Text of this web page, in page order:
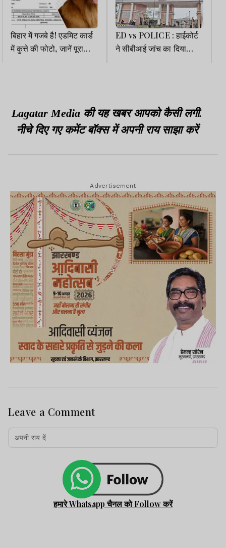
बिहार में गजबे है! एडमिट कार्ड
में कुत्ते की फोटो, जानें पूरा
मामला
ED vs POLICE : हाईकोर्ट
ने सीबीआई जांच का दिया
आदेश
Lagatar Media की यह खबर आपको कैसी लगी.
नीचे दिए गए कमेंट बॉक्स में अपनी राय साझा करें
Advertisement
Leave a Comment
हमारे Whatsapp चैनल को Follow करें